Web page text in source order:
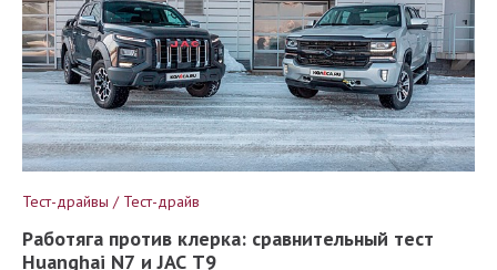
Тест-драйвы / Тест-драйв
Работяга против клерка: сравнительный тест
Huanghai N7 и JAC T9